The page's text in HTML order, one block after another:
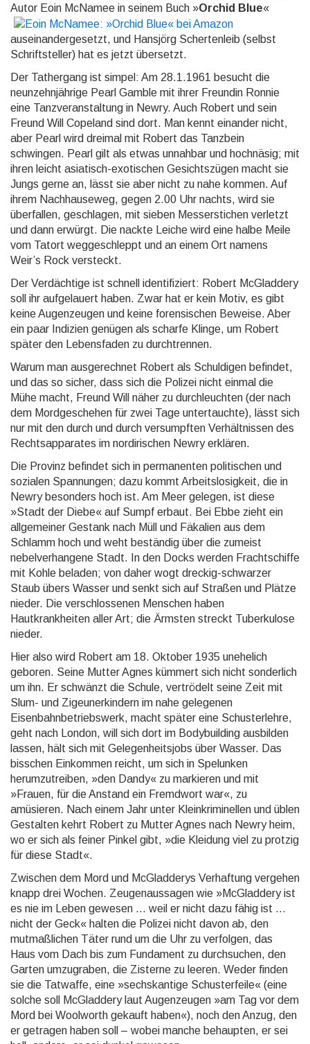
Autor Eoin McNamee in seinem Buch »Orchid Blue«
auseinandergesetzt, und Hansjörg Schertenleib (selbst
Schriftsteller) hat es jetzt übersetzt.
Der Tathergang ist simpel: Am 28.1.1961 besucht die
neunzehnjährige Pearl Gamble mit ihrer Freundin Ronnie
eine Tanzveranstaltung in Newry. Auch Robert und sein
Freund Will Copeland sind dort. Man kennt einander nicht,
aber Pearl wird dreimal mit Robert das Tanzbein
schwingen. Pearl gilt als etwas un­nahbar und hochnäsig; mit
ihren leicht asiatisch-exotischen Gesichtszügen macht sie
Jungs gerne an, lässt sie aber nicht zu nahe kommen. Auf
ihrem Nachhauseweg, gegen 2.00 Uhr nachts, wird sie
überfallen, ge­schlagen, mit sieben Messerstichen verletzt
und dann erwürgt. Die nackte Leiche wird eine halbe Meile
vom Tatort weggeschleppt und an einem Ort namens
Weir’s Rock versteckt.
Der Verdächtige ist schnell identifiziert: Robert McGladdery
soll ihr aufgelauert haben. Zwar hat er kein Motiv, es gibt
keine Augenzeugen und keine forensischen Beweise. Aber
ein paar Indizien genügen als scharfe Klinge, um Robert
später den Lebensfaden zu durchtrennen.
Warum man ausgerechnet Robert als Schuldigen befindet,
und das so sicher, dass sich die Polizei nicht einmal die
Mühe macht, Freund Will näher zu durchleuchten (der nach
dem Mordgeschehen für zwei Tage untertauchte), lässt sich
nur mit den durch und durch versumpften Verhältnissen des
Rechtsapparates im nordirischen Newry erklären.
Die Provinz befindet sich in permanenten politischen und
sozialen Spannungen; dazu kommt Arbeitslosig­keit, die in
Newry besonders hoch ist. Am Meer gelegen, ist diese
»Stadt der Diebe« auf Sumpf erbaut. Bei Ebbe zieht ein
allgemeiner Gestank nach Müll und Fäkalien aus dem
Schlamm hoch und weht beständig über die zumeist
nebelverhangene Stadt. In den Docks werden Frachtschiffe
mit Kohle beladen; von daher wogt dreckig-schwarzer
Staub übers Wasser und senkt sich auf Straßen und Plätze
nieder. Die verschlos­senen Menschen haben
Hautkrankheiten aller Art; die Ärmsten streckt Tuberkulose
nieder.
Hier also wird Robert am 18. Oktober 1935 unehelich
geboren. Seine Mutter Agnes kümmert sich nicht sonderlich
um ihn. Er schwänzt die Schule, vertrödelt seine Zeit mit
Slum- und Zigeunerkindern im nahe gelegenen
Eisenbahnbetriebswerk, macht später eine Schusterlehre,
geht nach London, will sich dort im Bodybuilding ausbilden
lassen, hält sich mit Gelegenheitsjobs über Wasser. Das
bisschen Einkommen reicht, um sich in Spelunken
herumzutreiben, »den Dandy« zu markieren und mit
»Frauen, für die Anstand ein Fremdwort war«, zu
amüsieren. Nach einem Jahr unter Kleinkriminellen und üblen
Gestalten kehrt Robert zu Mutter Agnes nach Newry heim,
wo er sich als feiner Pinkel gibt, »die Kleidung viel zu protzig
für diese Stadt«.
Zwischen dem Mord und McGladderys Verhaftung vergehen
knapp drei Wochen. Zeugenaussagen wie »McGladdery ist
es nie im Leben gewesen … weil er nicht dazu fähig ist …
nicht der Geck« halten die Poli­zei nicht davon ab, den
mutmaßlichen Täter rund um die Uhr zu verfolgen, das
Haus vom Dach bis zum Fundament zu durchsuchen, den
Garten umzugraben, die Zisterne zu leeren. Weder finden
sie die Tat­waffe, eine »sechskantige Schusterfeile« (eine
solche soll McGladdery laut Augenzeugen »am Tag vor dem
Mord bei Woolworth gekauft haben«), noch den Anzug, den
er getragen haben soll – wobei manche be­haup­ten, er sei